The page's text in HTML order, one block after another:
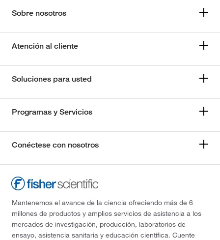
Sobre nosotros
Atención al cliente
Soluciones para usted
Programas y Servicios
Conéctese con nosotros
Mantenemos el avance de la ciencia ofreciendo más de 6
millones de productos y amplios servicios de asistencia a los
mercados de investigación, producción, laboratorios de
ensayo, asistencia sanitaria y educación científica. Cuente